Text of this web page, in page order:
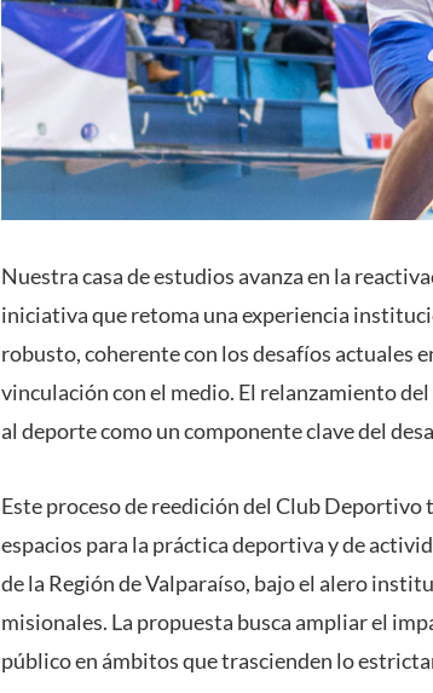
Nuestra casa de estudios avanza en la
iniciativa que retoma una experiencia
robusto, coherente con los desafíos actuales
vinculación con el medio. El relanzamiento
al deporte como un componente clave del
Este proceso de reedición del Club
espacios para la práctica deportiva y de
de la Región de Valparaíso, bajo el alero
misionales. La propuesta busca ampliar el
público en ámbitos que trascienden lo